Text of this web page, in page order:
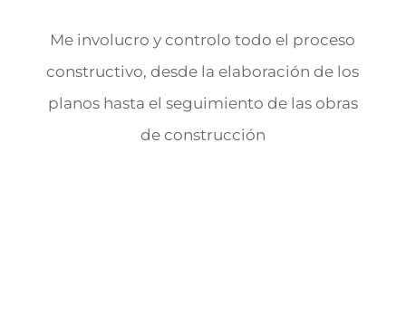
Me involucro y controlo todo el proceso
constructivo, desde la elaboración de los
planos hasta el seguimiento de las obras
de construcción